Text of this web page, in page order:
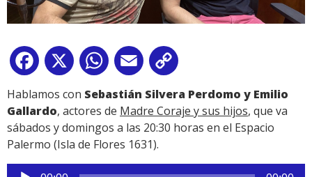
Facebook
X WhatsApp
Email
Link
Hablamos con Sebastián Silvera Perdomo y Emilio
Gallardo, actores de Madre Coraje y sus hijos, que va
sábados y domingos a las 20:30 horas en el Espacio
Palermo (Isla de Flores 1631).
Reproductor